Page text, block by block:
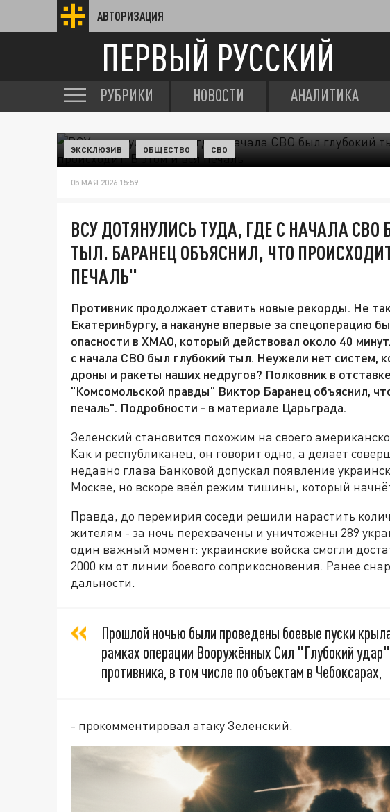
АВТОРИЗАЦИЯ
ПЕРВЫЙ РУССКИЙ
РУБРИКИ НОВОСТИ АНАЛИТИКА
ЭКСКЛЮЗИВ ОБЩЕСТВО СВО
05 МАЯ 2026 15:59
ВСУ ДОТЯНУЛИСЬ ТУДА, ГДЕ С НАЧАЛА СВО
ТЫЛ. БАРАНЕЦ ОБЪЯСНИЛ, ЧТО
ПЕЧАЛЬ"
Противник продолжает ставить новые рекорды. Не
Екатеринбургу, а накануне впервые за спецоперацию
опасности в ХМАО, который действовал около 40
с начала СВО был глубокий тыл. Неужели нет систем,
дроны и ракеты наших недругов? Полковник в
"Комсомольской правды" Виктор Баранец объяснил,
печаль". Подробности - в материале Царьграда.
Зеленский становится похожим на своего
Как и республиканец, он говорит одно, а делает
недавно глава Банковой допускал появление
Москве, но вскоре ввёл режим тишины, который
Правда, до перемирия соседи решили нарастить
жителям - за ночь перехвачены и уничтожены 289
один важный момент: украинские войска смогли
2000 км от линии боевого соприкосновения. Ранее
дальности.
Прошлой ночью были проведены боевые пуски
рамках операции Вооружённых Сил "Глубокий
противника, в том числе по объектам в Чебоксарах,
- прокомментировал атаку Зеленский.